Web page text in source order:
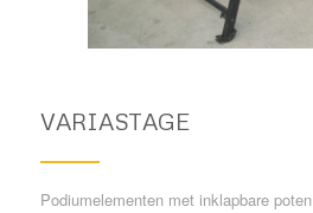
VARIASTAGE
Podiumelementen met inklapbare poten